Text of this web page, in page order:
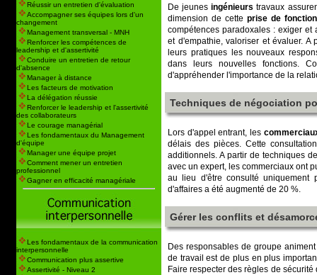
Réussir un entretien d'évaluation
Accompagner ses équipes lors d'un
changement
Management transversal - MNH
Renforcer les compétences de
leadership et d'assertivité
Conduire un entretien de retour
d'absence
Manager à distance
Les facteurs de motivation
La délégation réussie
Renforcer le leadership et l'assertivité
des collaborateurs
Le courage managérial
Les fondamentaux du Management
d'équipe
Manager une équipe projet
Comment mener un entretien
professionnel
Gagner en efficacité managériale
Les fondamentaux de la communication
interpersonnelle
Communication plus assertive
Assertivité - Niveau 2
De jeunesingénieurs travaux
dimension de cette prise de fonction
compétences paradoxales : exiger et
et d'empathie, valoriser et évaluer. A
leurs pratiques les nouveaux
dans leurs nouvelles fonctions.
d'appréhender l'importance de la
Techniques de négociation
Lors d'appel entrant, les
délais des pièces. Cette
additionnels. A partir de techniques
avec un expert, les commerciaux ont
au lieu d'être consulté uniquement
d'affaires a été augmenté de 20 %.
Gérer les conflits et
Des responsables de groupe
de travail est de plus en plus
Faire respecter des règles de